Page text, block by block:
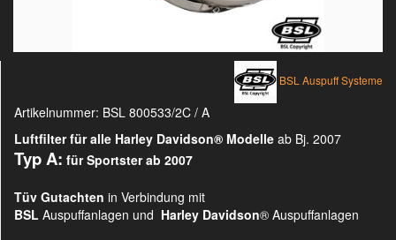
BSL Auspuff Systeme
Artikelnummer: BSL 800533/2C / A
Luftfilter für alle Harley Davidson® Modelle ab Bj. 2007
Typ A: für Sportster ab 2007
Tüv Gutachten in Verbindung mit
BSL Auspuffanlagen und Harley Davidson® Auspuffanlagen